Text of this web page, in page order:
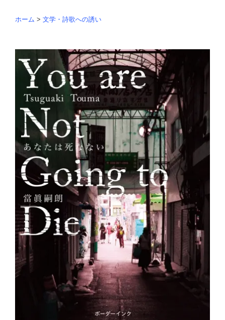
ホーム > 文学・詩歌への誘い